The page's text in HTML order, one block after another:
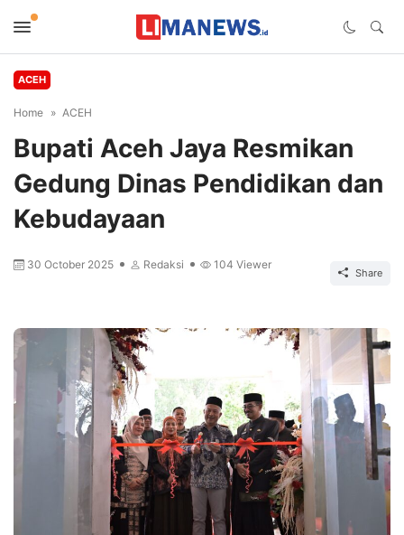
ACEH
Home ACEH
Bupati Aceh Jaya Resmikan
Gedung Dinas Pendidikan dan
Kebudayaan
30 October 2025 Redaksi 104 Viewer
Share